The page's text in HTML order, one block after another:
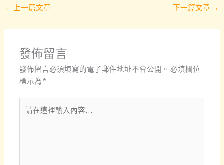
← 上一篇文章 下一篇文章 →
發佈留言
發佈留言必須填寫的電子郵件地址不會公開。 必填欄位
標示為 *
在